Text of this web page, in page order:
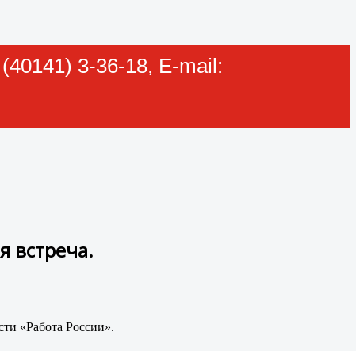
3-36-18, E-mail:
встреча.
«Работа России».